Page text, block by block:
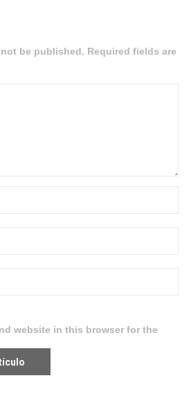
be published. Required fields are
website in this browser for the